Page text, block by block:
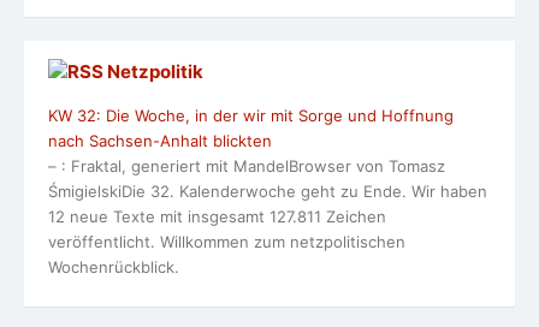
Netzpolitik
KW 32: Die Woche, in der wir mit Sorge und Hoffnung
nach Sachsen-Anhalt blickten
– : Fraktal, generiert mit MandelBrowser von Tomasz
ŚmigielskiDie 32. Kalenderwoche geht zu Ende. Wir haben
12 neue Texte mit insgesamt 127.811 Zeichen
veröffentlicht. Willkommen zum netzpolitischen
Wochenrückblick.